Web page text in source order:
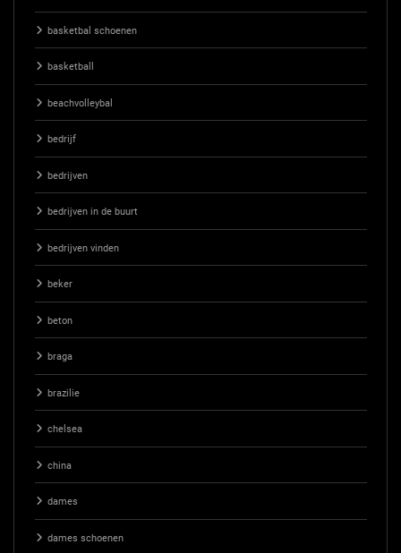
basketbal schoenen
basketball
beachvolleybal
bedrijf
bedrijven
bedrijven in de buurt
bedrijven vinden
beker
beton
braga
brazilie
chelsea
china
dames
dames schoenen